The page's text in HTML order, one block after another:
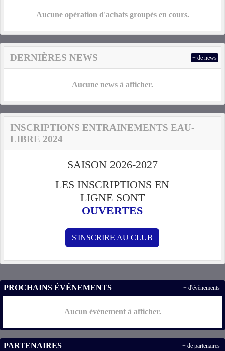
Aucune opération d'achats groupés en cours.
DERNIÈRES NEWS
Aucune news à afficher.
+ de news
INSCRIPTIONS ENTRAINEMENTS EAU-
LIBRE 2024
SAISON 2026-2027
LES INSCRIPTIONS EN
LIGNE SONT
OUVERTES
S'INSCRIRE AU CLUB
PROCHAINS ÉVÉNEMENTS
Aucun évènement à afficher.
+ d'évènements
PARTENAIRES + de partenaires